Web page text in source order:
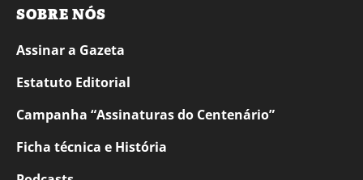
SOBRE NÓS
Assinar a Gazeta
Estatuto Editorial
Campanha “Assinaturas do Centenário”
Ficha técnica e História